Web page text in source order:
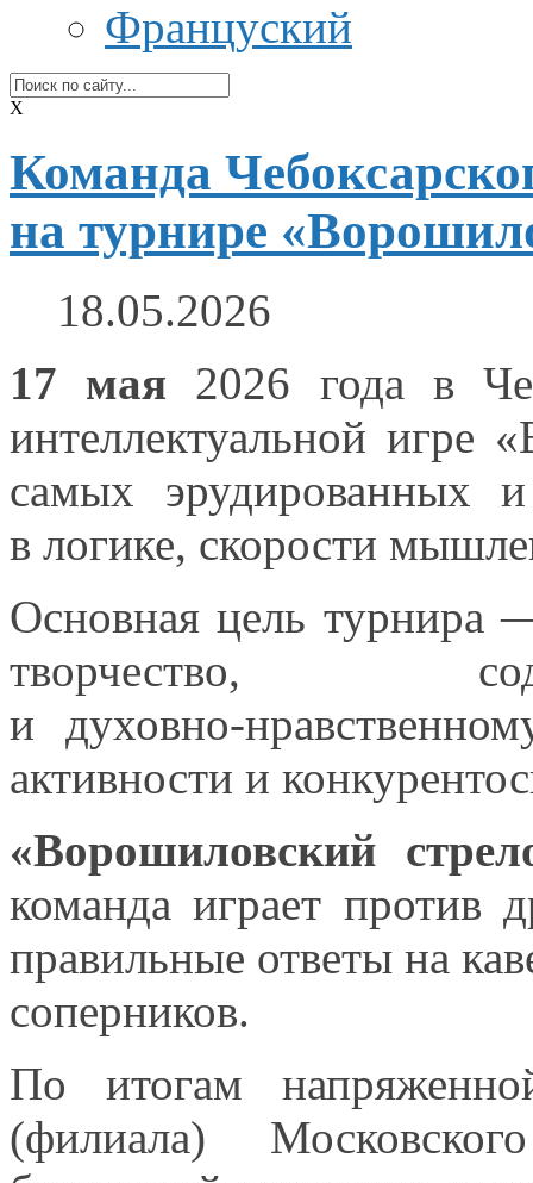
Француский
X
Команда
на турнире
18.05.2026
17 мая
2026 года в
интеллектуальной игре
самых эрудированных
в логике, скорости
Основная цель турнира
творчество,
и духовно-
активности и
«Ворошиловский
команда играет против
правильные ответына
соперников.
По итогам
(филиала)